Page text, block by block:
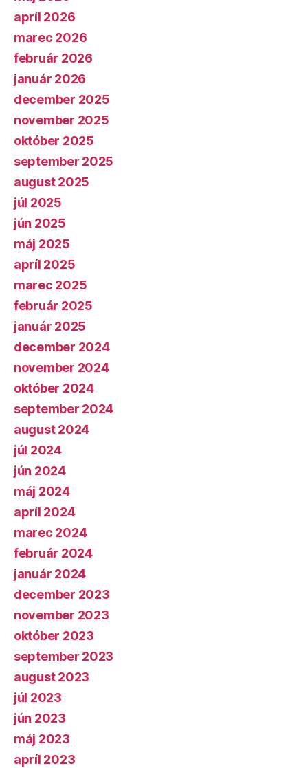
apríl 2026
marec 2026
február 2026
január 2026
december 2025
november 2025
október 2025
september 2025
august 2025
júl 2025
jún 2025
máj 2025
apríl 2025
marec 2025
február 2025
január 2025
december 2024
november 2024
október 2024
september 2024
august 2024
júl 2024
jún 2024
máj 2024
apríl 2024
marec 2024
február 2024
január 2024
december 2023
november 2023
október 2023
september 2023
august 2023
júl 2023
jún 2023
máj 2023
apríl 2023